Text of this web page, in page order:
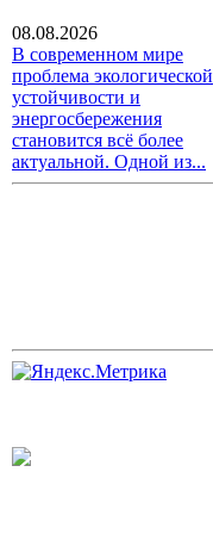
08.08.2026
В современном мире
проблема экологической
устойчивости и
энергосбережения
становится всё более
актуальной. Одной из...